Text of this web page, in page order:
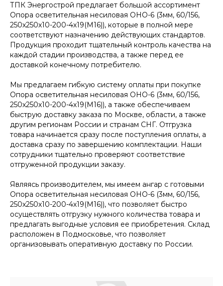
ТПК Энергострой предлагает большой ассортимент
Опора осветительная несиловая ОНО-6 (3мм, 60/156,
250х250х10-200-4х19(М16)), которые в полной мере
соответствуют назначению действующих стандартов.
Продукция проходит тщательный контроль качества на
каждой стадии производства, а также перед ее
доставкой конечному потребителю.
Мы предлагаем гибкую систему оплаты при покупке
Опора осветительная несиловая ОНО-6 (3мм, 60/156,
250х250х10-200-4х19(М16)), а также обеспечиваем
быструю доставку заказа по Москве, области, а также
другим регионам России и странам СНГ. Отгрузка
товара начинается сразу после поступления оплаты, а
доставка сразу по завершению комплектации. Наши
сотрудники тщательно проверяют соответствие
отгруженной продукции заказу.
Являясь производителем, мы имеем ангар с готовыми
Опора осветительная несиловая ОНО-6 (3мм, 60/156,
250х250х10-200-4х19(М16)), что позволяет быстро
осуществлять отгрузку нужного количества товара и
предлагать выгодные условия ее приобретения. Склад
расположен в Подмосковье, что позволяет
организовывать оперативную доставку по России.